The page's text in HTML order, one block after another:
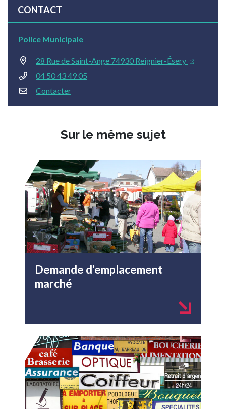
CONTACT
Police Municipale
28 Rue de Saint-Ange 74930 Reignier-Ésery
04 50 43 49 05
Contacter
Sur le même sujet
Demande d’emplacement
marché